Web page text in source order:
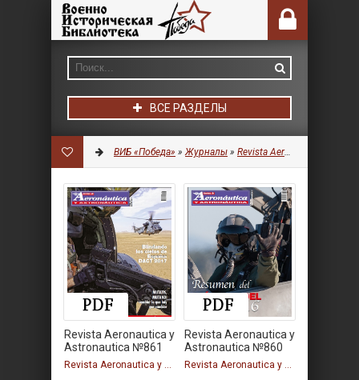
ВСЕ РАЗДЕЛЫ
ВИБ «Победа» »Журналы » Revista Aeronautica y Astronautica
Revista Aeronautica y
Astronautica №861
Revista Aeronautica y Astronautica
Revista Aeronautica y
Astronautica №860
Revista Aeronautica y Astronautica